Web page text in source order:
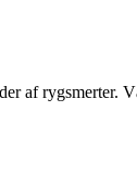
af rygsmerter.